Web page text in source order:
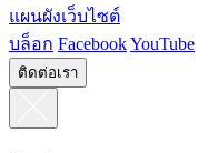
แผนผังเว็บไซต์
บล็อก FacebookYouTube
ติดต่อเรา